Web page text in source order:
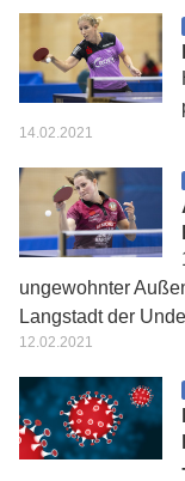
14.02.2021
ungewohnter
Langstadt der
12.02.2021